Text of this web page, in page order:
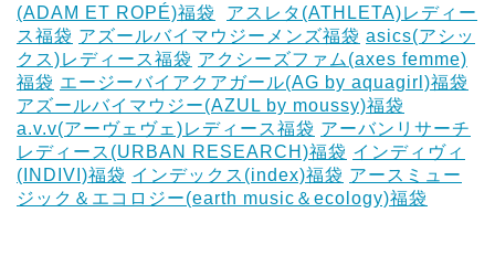
(ADAM ET ROPÉ)福袋
アスレタ(ATHLETA)レディー
ス福袋 アズールバイマウジーメンズ福袋 asics(アシッ
クス)レディース福袋 アクシーズファム(axes femme)
福袋 エージーバイアクアガール(AG by aquagirl)福袋
アズールバイマウジー(AZUL by moussy)福袋
a.v.v(アーヴェヴェ)レディース福袋 アーバンリサーチ
レディース(URBAN RESEARCH)福袋 インディヴィ
(INDIVI)福袋 インデックス(index)福袋 アースミュー
ジック＆エコロジー(earth music＆ecology)福袋